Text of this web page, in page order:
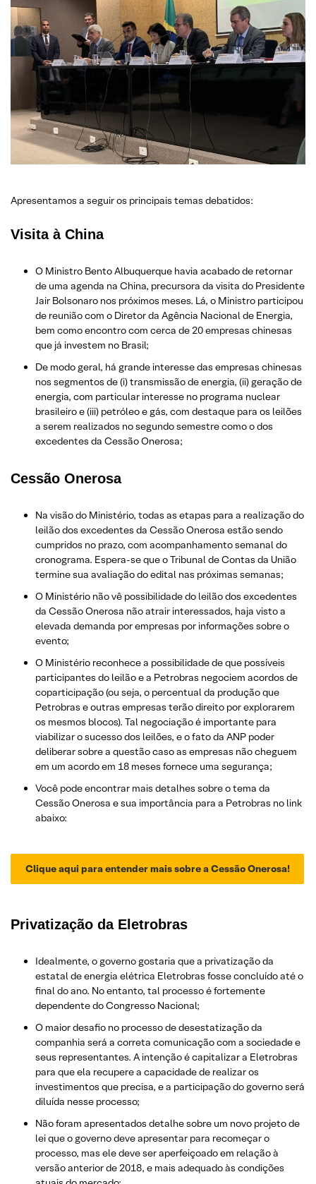
Apresentamos a seguir os principais temas debatidos:
Visita à China
O Ministro Bento Albuquerque havia acabado de retornar
de uma agenda na China, precursora da visita do Presidente
Jair Bolsonaro nos próximos meses. Lá, o Ministro participou
de reunião com o Diretor da Agência Nacional de Energia,
bem como encontro com cerca de 20 empresas chinesas
que já investem no Brasil;
De modo geral, há grande interesse das empresas chinesas
nos segmentos de (i) transmissão de energia, (ii) geração de
energia, com particular interesse no programa nuclear
brasileiro e (iii) petróleo e gás, com destaque para os leilões
a serem realizados no segundo semestre como o dos
excedentes da Cessão Onerosa;
Cessão Onerosa
Na visão do Ministério, todas as etapas para a realização do
leilão dos excedentes da Cessão Onerosa estão sendo
cumpridos no prazo, com acompanhamento semanal do
cronograma. Espera-se que o Tribunal de Contas da União
termine sua avaliação do edital nas próximas semanas;
O Ministério não vê possibilidade do leilão dos excedentes
da Cessão Onerosa não atrair interessados, haja visto a
elevada demanda por empresas por informações sobre o
evento;
O Ministério reconhece a possibilidade de que possíveis
participantes do leilão e a Petrobras negociem acordos de
coparticipação (ou seja, o percentual da produção que
Petrobras e outras empresas terão direito por explorarem
os mesmos blocos). Tal negociação é importante para
viabilizar o sucesso dos leilões, e o fato da ANP poder
deliberar sobre a questão caso as empresas não cheguem
em um acordo em 18 meses fornece uma segurança;
Você pode encontrar mais detalhes sobre o tema da
Cessão Onerosa e sua importância para a Petrobras no link
abaixo:
Clique aqui para entender mais sobre a Cessão Onerosa!
Privatização da Eletrobras
Idealmente, o governo gostaria que a privatização da
estatal de energia elétrica Eletrobras fosse concluído até o
final do ano. No entanto, tal processo é fortemente
dependente do Congresso Nacional;
O maior desafio no processo de desestatização da
companhia será a correta comunicação com a sociedade e
seus representantes. A intenção é capitalizar a Eletrobras
para que ela recupere a capacidade de realizar os
investimentos que precisa, e a participação do governo será
diluída nesse processo;
Não foram apresentados detalhe sobre um novo projeto de
lei que o governo deve apresentar para recomeçar o
processo, mas ele deve ser aperfeiçoado em relação à
versão anterior de 2018, e mais adequado às condições